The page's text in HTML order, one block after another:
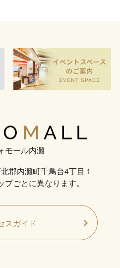
モール内灘
郡内灘町千鳥台4丁目１
ごとに異なります。
スガイド